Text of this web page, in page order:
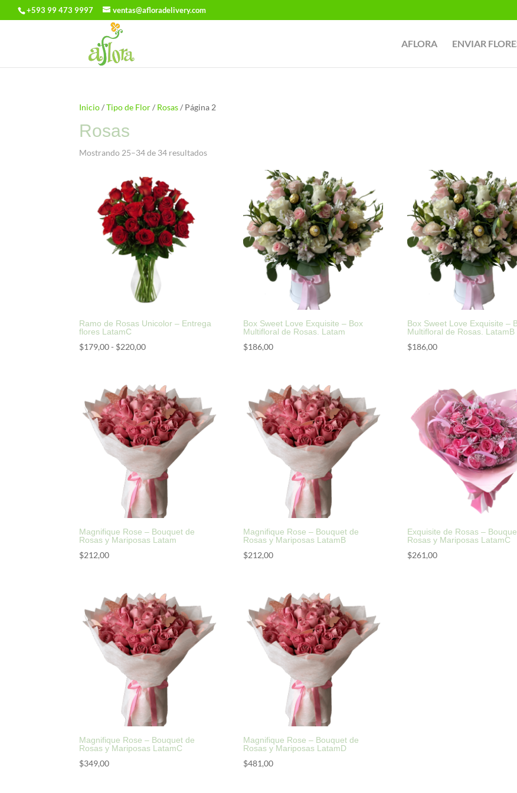
+593 99 473 9997 ventas@afloradelivery.com
AFLORA ENVIAR
Inicio/Tipo de Flor/ Rosas/ Página 2
Rosas
Mostrando 25–34 de 34 resultadosOrdenado
Ramo de Rosas Unicolor – Entrega
flores LatamC
$179,00 - $220,00Rango
desde
$179,00
hasta
$220,00
Box Sweet Love Exquisite – Box
Multifloral de Rosas. Latam
$186,00
Box Sweet Love Exquisite –
Multifloral de Rosas. LatamB
$186,00
Magnifique Rose – Bouquet de
Rosas y Mariposas Latam
$212,00
Magnifique Rose – Bouquet de
Rosas y Mariposas LatamB
$212,00
Exquisite de Rosas –
Rosas y Mariposas LatamC
$261,00
Magnifique Rose – Bouquet de
Rosas y Mariposas LatamC
$349,00
Magnifique Rose – Bouquet de
Rosas y Mariposas LatamD
$481,00